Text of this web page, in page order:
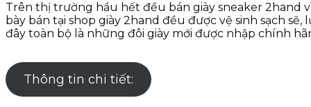
Trên thị trường hầu hết đều bán giày sneaker 2hand
bày bán tại shop giày 2hand đều được vệ sinh sạch
đây toàn bộ là những đôi giày mới được nhập chính
Thông tin chi tiết: